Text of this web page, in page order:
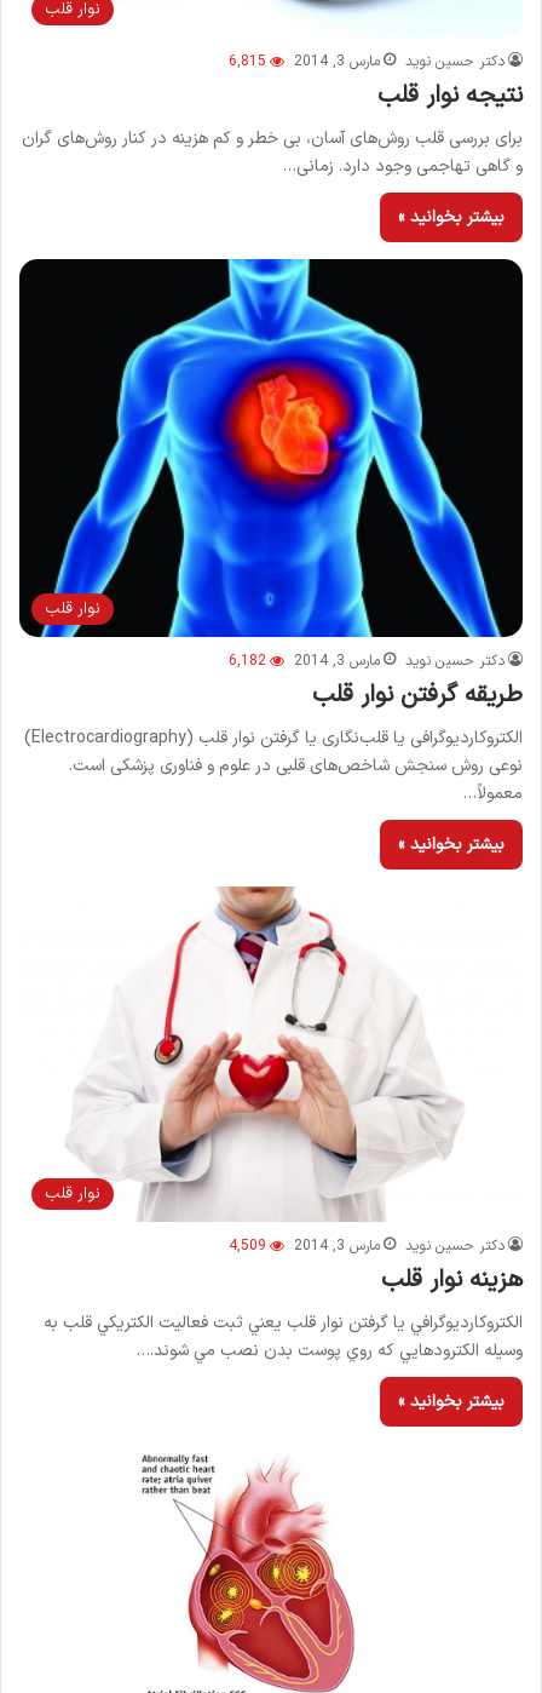
نوار قلب
دکتر حسین نوید مارس 3, 2014 6,815
نتیجه نوار قلب
برای بررسی قلب روش‌های آسان، بی خطر و کم هزینه در کنار روش‌های گران
و گاهی تهاجمی وجود دارد. زمانی…
بیشتر بخوانید »
نوار قلب
دکتر حسین نوید مارس 3, 2014 6,182
طریقه گرفتن نوار قلب
الکتروکاردیوگرافی یا قلب‌نگاری یا گرفتن نوار قلب (Electrocardiography)
نوعی روش سنجش شاخص‌های قلبی در علوم و فناوری پزشکی است.
معمولاً…
بیشتر بخوانید »
نوار قلب
دکتر حسین نوید مارس 3, 2014 4,509
هزینه نوار قلب
الكتروكارديوگرافي یا گرفتن نوار قلب يعني ثبت فعاليت الكتريكي قلب به
وسيله الكترودهايي كه روي پوست بدن نصب مي ‌شوند.…
بیشتر بخوانید »